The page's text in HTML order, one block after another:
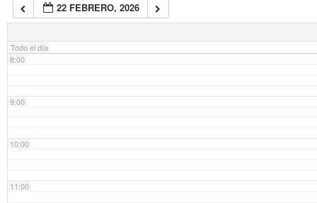
22 FEBRERO, 2026
Todo el día
7:00
8:00
9:00
10:00
11:00